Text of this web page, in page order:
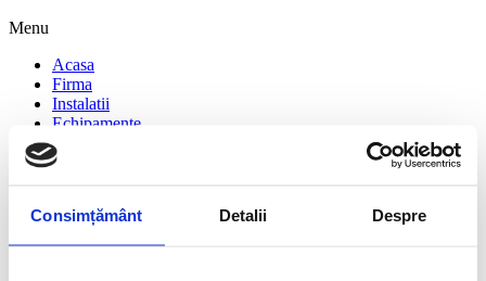
Consimțământ Detalii Despre
Menu
Acasa
Firma
Instalatii
Echipamente
Concasoare
Accesorii